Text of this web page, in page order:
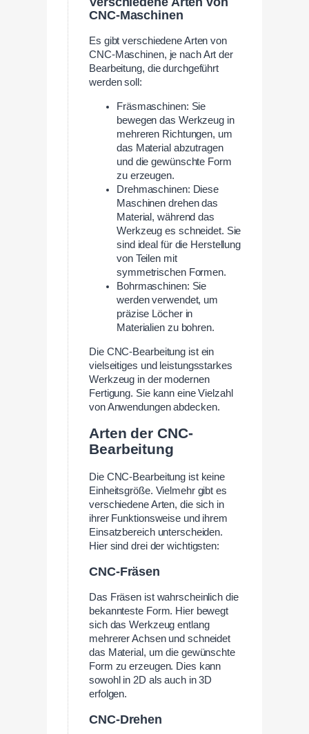
CNC-Maschinen
Es gibt verschiedene Arten von
CNC-Maschinen, je nach Art der
Bearbeitung, die durchgeführt
werden soll:
Fräsmaschinen: Sie
bewegen das Werkzeug in
mehreren Richtungen, um
das Material abzutragen
und die gewünschte Form
zu erzeugen.
Drehmaschinen: Diese
Maschinen drehen das
Material, während das
Werkzeug es schneidet. Sie
sind ideal für die Herstellung
von Teilen mit
symmetrischen Formen.
Bohrmaschinen: Sie
werden verwendet, um
präzise Löcher in
Materialien zu bohren.
Die CNC-Bearbeitung ist ein
vielseitiges und leistungsstarkes
Werkzeug in der modernen
Fertigung. Sie kann eine Vielzahl
von Anwendungen abdecken.
Arten der CNC-
Bearbeitung
Die CNC-Bearbeitung ist keine
Einheitsgröße. Vielmehr gibt es
verschiedene Arten, die sich in
ihrer Funktionsweise und ihrem
Einsatzbereich unterscheiden.
Hier sind drei der wichtigsten:
CNC-Fräsen
Das Fräsen ist wahrscheinlich die
bekannteste Form. Hier bewegt
sich das Werkzeug entlang
mehrerer Achsen und schneidet
das Material, um die gewünschte
Form zu erzeugen. Dies kann
sowohl in 2D als auch in 3D
erfolgen.
CNC-Drehen